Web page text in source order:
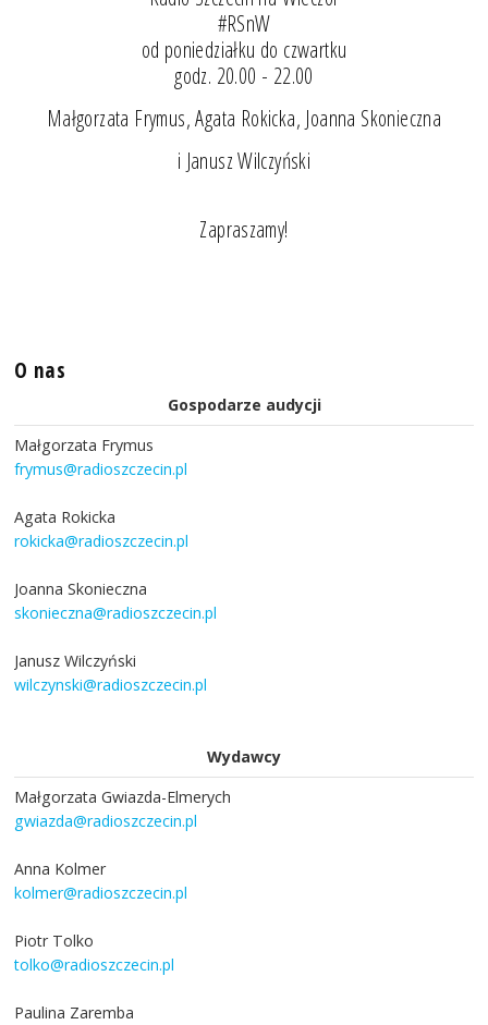
#RSnW
od poniedziałku do czwartku
godz. 20.00 - 22.00
Małgorzata Frymus, Agata Rokicka, Joanna Skonieczna
i Janusz Wilczyński
Zapraszamy!
O nas
Gospodarze audycji
Małgorzata Frymus
frymus@radioszczecin.pl
Agata Rokicka
rokicka@radioszczecin.pl
Joanna Skonieczna
skonieczna@radioszczecin.pl
Janusz Wilczyński
wilczynski@radioszczecin.pl
Wydawcy
Małgorzata Gwiazda-Elmerych
gwiazda@radioszczecin.pl
Anna Kolmer
kolmer@radioszczecin.pl
Piotr Tolko
tolko@radioszczecin.pl
Paulina Zaremba